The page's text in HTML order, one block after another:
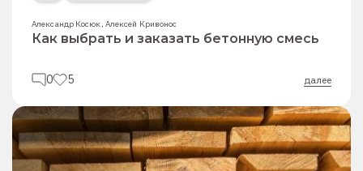
Александр Косюк, Алексей Кривонос
Как выбрать и заказать бетонную смесь
0 5 далее